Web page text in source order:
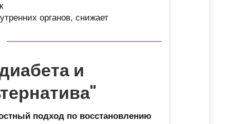
органов, снижает
и
подход по восстановлению